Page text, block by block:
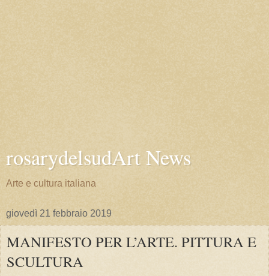
rosarydelsudArt News
Arte e cultura italiana
giovedì 21 febbraio 2019
MANIFESTO PER L’ARTE. PITTURA E
SCULTURA